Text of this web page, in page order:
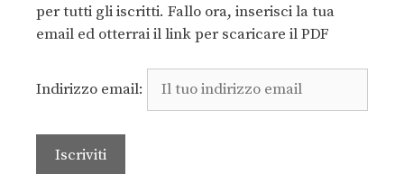
per tutti gli iscritti. Fallo ora, inserisci la tua
email ed otterrai il link per scaricare il PDF
Indirizzo email: